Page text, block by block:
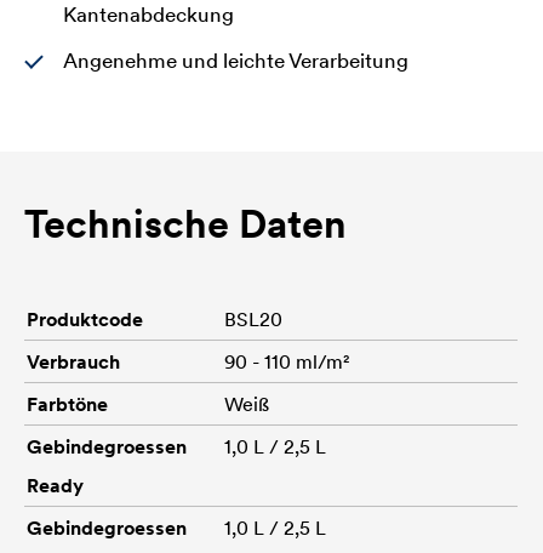
Kantenabdeckung
Angenehme und leichte Verarbeitung
Technische Daten
Produktcode
BSL20
Verbrauch
90 - 110 ml/m²
Farbtöne
Weiß
Gebindegroessen
Ready
1,0 L / 2,5 L
Gebindegroessen
1,0 L / 2,5 L